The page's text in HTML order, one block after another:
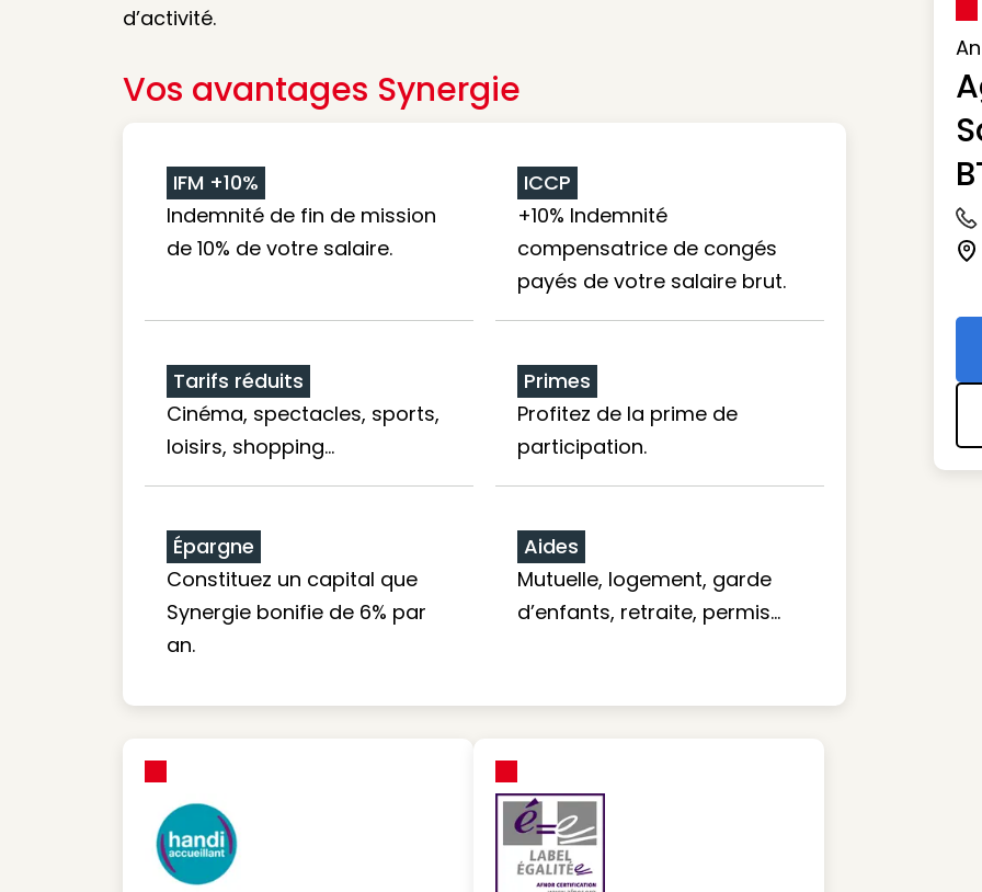
d’activité.
Vos avantages Synergie
IFM +10%
Indemnité de fin de mission
de 10% de votre salaire.
ICCP
+10% Indemnité
compensatrice de congés
payés de votre salaire brut.
Tarifs réduits
Cinéma, spectacles, sports,
loisirs, shopping...
Primes
Profitez de la prime de
participation.
Épargne
Constituez un capital que
Synergie bonifie de 6% par
an.
Aides
Mutuelle, logement, garde
d’enfants, retraite, permis…